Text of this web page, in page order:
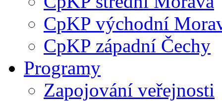
CpKP východní
CpKP západní Čechy
Programy
Zapojování veřejnosti